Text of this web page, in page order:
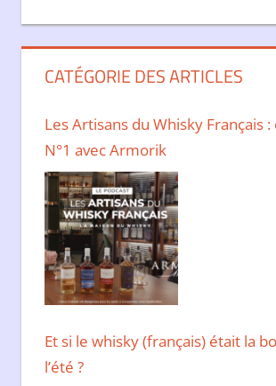
CATÉGORIE DES ARTICLES
Les Artisans du Whisky Français
N°1 avec Armorik
Et si le whisky (français) était la
l’été ?